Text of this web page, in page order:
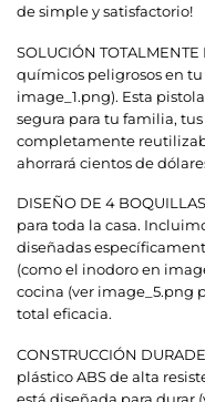
de simple y satisfactorio!
SOLUCIÓN
químicos peligrosos en
image_1.png). Esta
segura para tu familia,
completamente
ahorrará cientos de
DISEÑO DE 4
para toda la casa.
diseñadas
(como el inodoro en
cocina (ver image_5.png
total eficacia.
CONSTRUCCIÓN
plástico ABS de alta